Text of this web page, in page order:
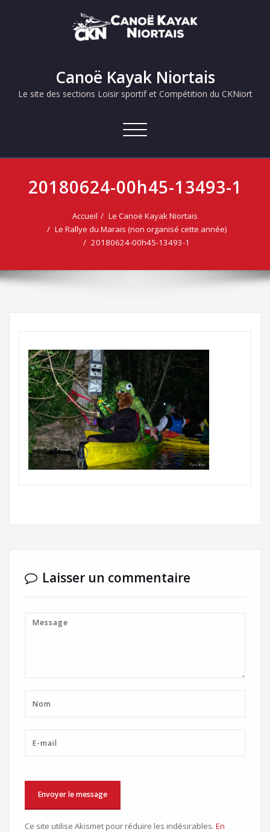
Canoë Kayak Niortais
Le site des sections Loisir sportif et Compétition du CKNiort
Afficher/masquer
navigation
20180624-00h45-13493-1
Accueil
Le Canoë Kayak Niortais
Le Rallye du Marais (non organisé cette année)
20180624-00h45-13493-1
Laisser un commentaire
Ce site utilise Akismet pour réduire les indésirables. En